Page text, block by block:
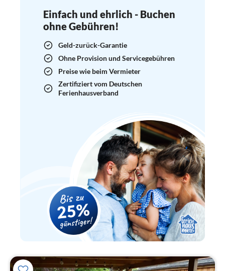
Einfach und ehrlich - Buchen
ohne Gebühren!
Geld-zurück-Garantie
Ohne Provision und Servicegebühren
Preise wie beim Vermieter
Zertifiziert vom Deutschen
Ferienhausverband